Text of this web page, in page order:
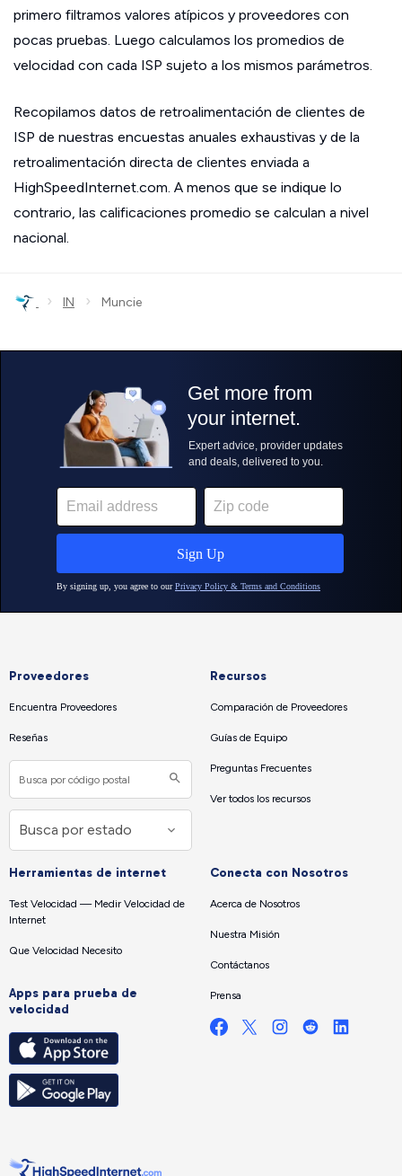
primero filtramos valores atípicos y proveedores con
pocas pruebas. Luego calculamos los promedios de
velocidad con cada ISP sujeto a los mismos parámetros.
Recopilamos datos de retroalimentación de clientes de
ISP de nuestras encuestas anuales exhaustivas y de la
retroalimentación directa de clientes enviada a
HighSpeedInternet.com. A menos que se indique lo
contrario, las calificaciones promedio se calculan a nivel
nacional.
› IN › Muncie
Proveedores
Encuentra Proveedores
Reseñas
Recursos
Comparación de Proveedores
Guías de Equipo
Preguntas Frecuentes
Ver todos los recursos
Herramientas de internet
Test Velocidad — Medir Velocidad de
Internet
Que Velocidad Necesito
Apps para prueba de
velocidad
Conecta con Nosotros
Acerca de Nosotros
Nuestra Misión
Contáctanos
Prensa